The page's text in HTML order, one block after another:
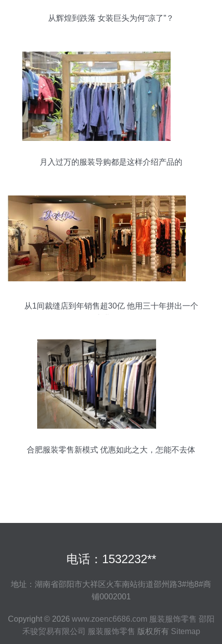
从辉煌到跌落 女装巨头为何“凉了”？
月入过万的服装导购都是这样介绍产品的
从1间裁缝店到年销售超30亿 他用三十年拼出一个
合肥服装零售新模式 优惠如此之大，怎能不去体
电话：1532232**
地址：湖南省邵阳市大祥区火车南站街道邵州路3#地8#商
铺0002001
Copyright © 2026 www.zoenc6686.com 服装服饰零售 邵阳
禾骏贸易有限公司
服装服饰零售 版权所有 Sitemap